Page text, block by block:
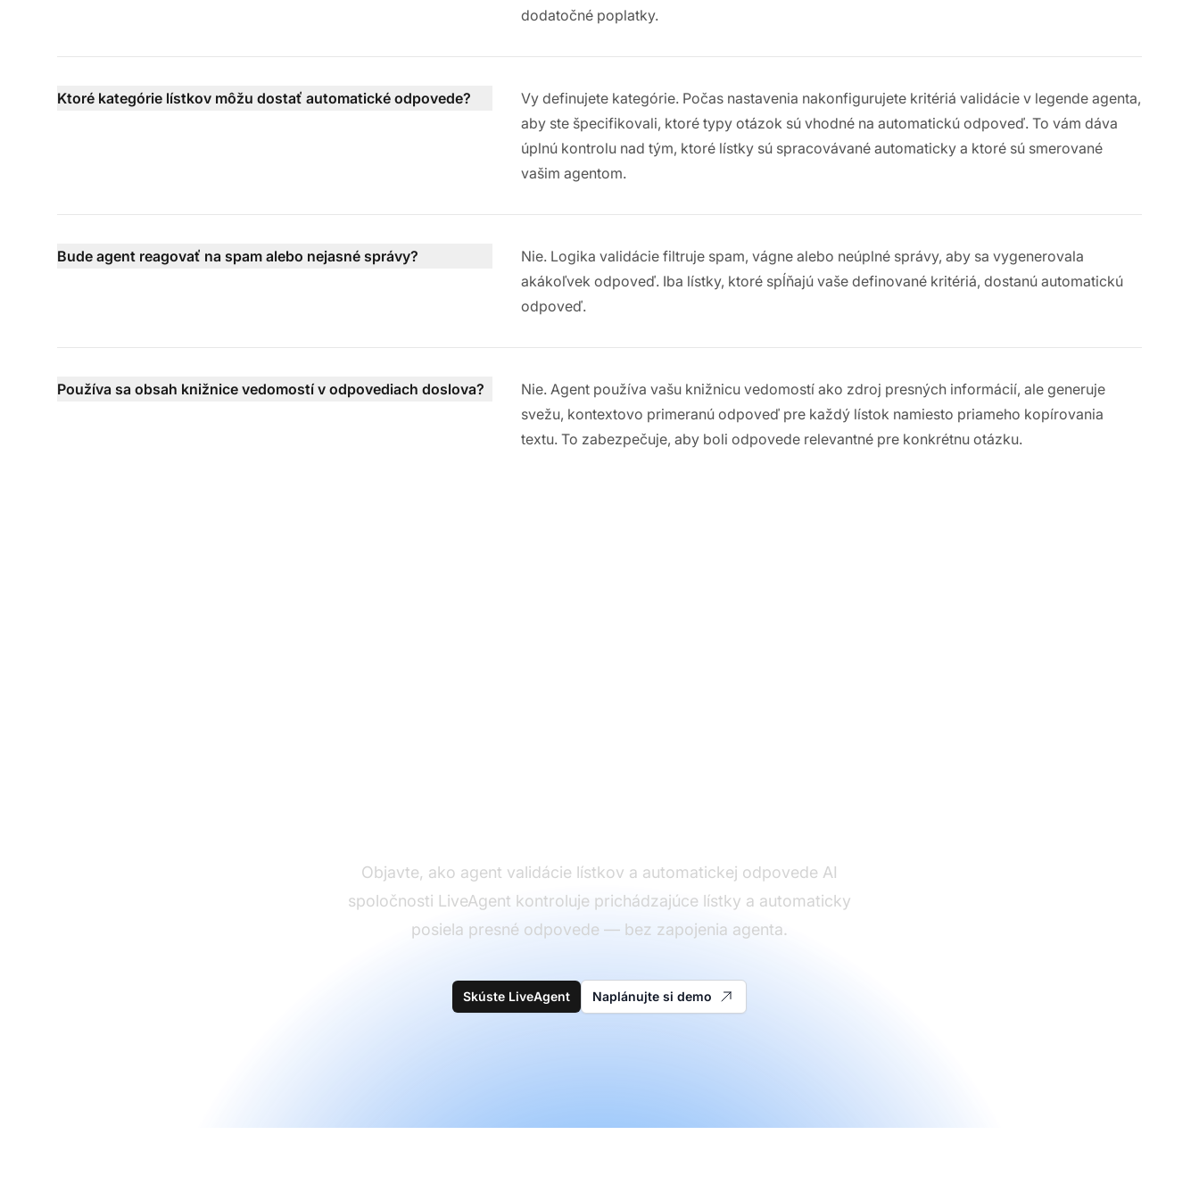
dodatočné poplatky.
Ktoré kategórie lístkov môžu dostať automatické odpovede?
Vy definujete kategórie. Počas nastavenia nakonfigurujete kritériá validácie v legende agenta,
aby ste špecifikovali, ktoré typy otázok sú vhodné na automatickú odpoveď. To vám dáva
úplnú kontrolu nad tým, ktoré lístky sú spracovávané automaticky a ktoré sú smerované
vašim agentom.
Bude agent reagovať na spam alebo nejasné správy?
Nie. Logika validácie filtruje spam, vágne alebo neúplné správy, aby sa vygenerovala
akákoľvek odpoveď. Iba lístky, ktoré spĺňajú vaše definované kritériá, dostanú automatickú
odpoveď.
Používa sa obsah knižnice vedomostí v odpovediach doslova?
Nie. Agent používa vašu knižnicu vedomostí ako zdroj presných informácií, ale generuje
svežu, kontextovo primeranú odpoveď pre každý lístok namiesto priameho kopírovania
textu. To zabezpečuje, aby boli odpovede relevantné pre konkrétnu otázku.
Objavte, ako agent validácie lístkov a automatickej odpovede AI
spoločnosti LiveAgent kontroluje prichádzajúce lístky a automaticky
posiela presné odpovede — bez zapojenia agenta.
Skúste LiveAgent Naplánujte si demo